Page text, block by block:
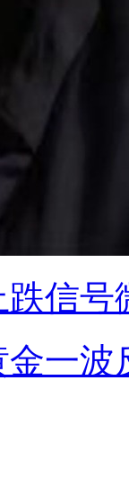
跌信号
金一